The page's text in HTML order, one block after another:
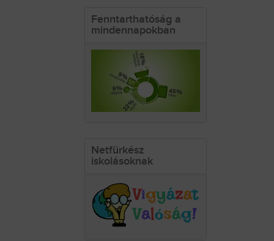
Fenntarthatóság a
mindennapokban
Netfürkész
iskolásoknak